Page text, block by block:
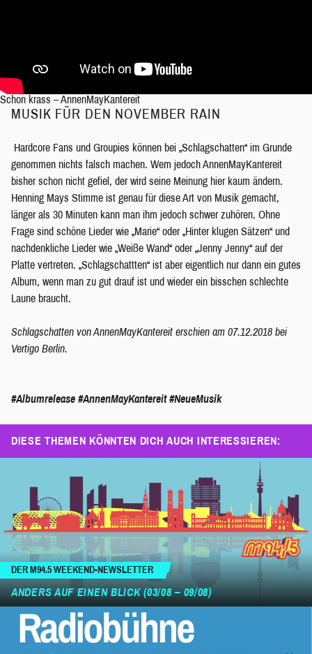
Schon krass – AnnenMayKantereit
MUSIK FÜR DEN NOVEMBER RAIN
Hardcore Fans und Groupies können bei „Schlagschatten“ im Grunde
genommen nichts falsch machen. Wem jedoch AnnenMayKantereit
bisher schon nicht gefiel, der wird seine Meinung hier kaum ändern.
Henning Mays Stimme ist genau für diese Art von Musik gemacht,
länger als 30 Minuten kann man ihm jedoch schwer zuhören. Ohne
Frage sind schöne Lieder wie „Marie“ oder „Hinter klugen Sätzen“ und
nachdenkliche Lieder wie „Weiße Wand“ oder „Jenny Jenny“ auf der
Platte vertreten. „Schlagschattten“ ist aber eigentlich nur dann ein gutes
Album, wenn man zu gut drauf ist und wieder ein bisschen schlechte
Laune braucht.
Schlagschatten von AnnenMayKantereit erschien am 07.12.2018 bei
Vertigo Berlin.
#Albumrelease #AnnenMayKantereit #NeueMusik
DIESE THEMEN KÖNNTEN DICH AUCH INTERESSIEREN:
DER M94.5 WEEKEND-NEWSLETTER
ANDERS AUF EINEN BLICK (03/08 – 09/08)